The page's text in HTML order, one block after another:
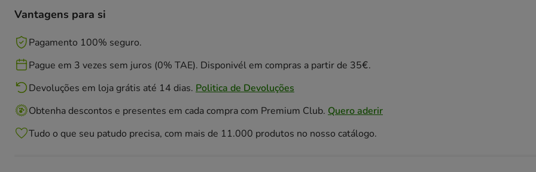
Vantagens para si
Pagamento 100% seguro.
Pague em 3 vezes sem juros (0% TAE). Disponivél em compras a partir de 35€.
Devoluções em loja grátis até 14 dias. Politica de Devoluções
Obtenha descontos e presentes em cada compra com Premium Club. Quero aderir
Tudo o que seu patudo precisa, com mais de 11.000 produtos no nosso catálogo.